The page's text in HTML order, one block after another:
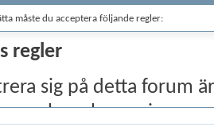
måste du acceptera följande regler:
regler
sig på detta forum
och regler angivna